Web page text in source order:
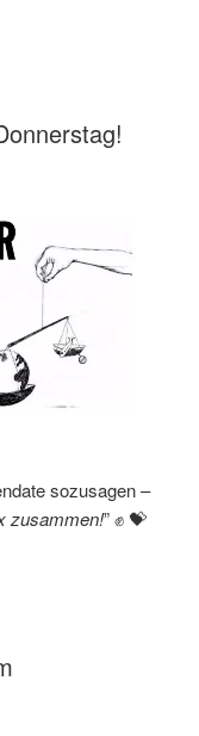
sozusagen –
zusammen!” ✊ 💝